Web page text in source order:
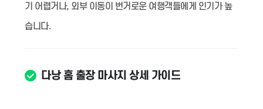
기 어렵거나, 외부 이동이 번거로운 여행객들에게 인기가 높
습니다.
다낭 홈 출장 마사지 상세 가이드